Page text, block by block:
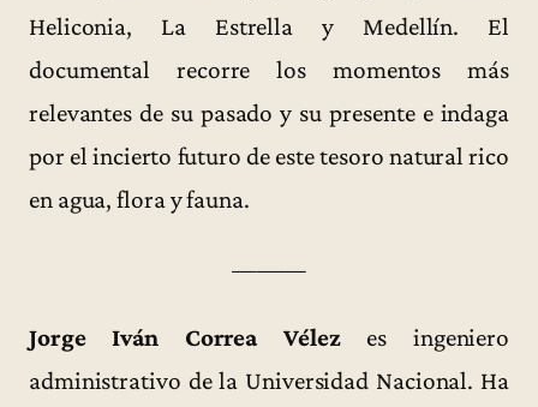
Heliconia, La Estrella y Medellín. El
documental recorre los momentos más
relevantes de su pasado y su presente e indaga
por el incierto futuro de este tesoro natural rico
en agua, flora y fauna.
———
Jorge Iván Correa Vélezes ingeniero
administrativo de la Universidad Nacional. Ha